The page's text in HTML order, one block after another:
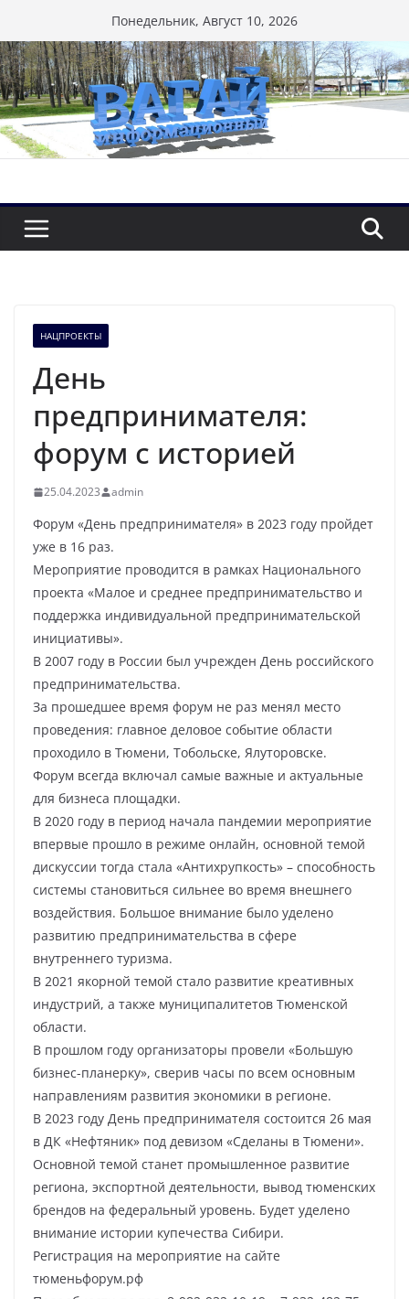
к
содержимому
Понедельник, Август 10, 2026
НАЦПРОЕКТЫ
День
предпринимателя:
форум с историей
25.04.2023 admin
Форум «День предпринимателя» в 2023 году пройдет
уже в 16 раз.
Мероприятие проводится в рамках Национального
проекта «Малое и среднее предпринимательство и
поддержка индивидуальной предпринимательской
инициативы».
В 2007 году в России был учрежден День российского
предпринимательства.
За прошедшее время форум не раз менял место
проведения: главное деловое событие области
проходило в Тюмени, Тобольске, Ялуторовске.
Форум всегда включал самые важные и актуальные
для бизнеса площадки.
В 2020 году в период начала пандемии мероприятие
впервые прошло в режиме онлайн, основной темой
дискуссии тогда стала «Антихрупкость» – способность
системы становиться сильнее во время внешнего
воздействия. Большое внимание было уделено
развитию предпринимательства в сфере
внутреннего туризма.
В 2021 якорной темой стало развитие креативных
индустрий, а также муниципалитетов Тюменской
области.
В прошлом году организаторы провели «Большую
бизнес-планерку», сверив часы по всем основным
направлениям развития экономики в регионе.
В 2023 году День предпринимателя состоится 26 мая
в ДК «Нефтяник» под девизом «Сделаны в Тюмени».
Основной темой станет промышленное развитие
региона, экспортной деятельности, вывод тюменских
брендов на федеральный уровень. Будет уделено
внимание истории купечества Сибири.
Регистрация на мероприятие на сайте
тюменьфорум.рф